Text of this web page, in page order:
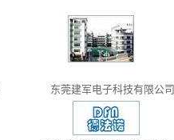
东莞建军电子科技有限公司